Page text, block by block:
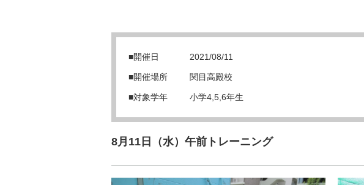
■開催日 2021/08/11
■開催場所 関目高殿校
■対象学年 小学4,5,6年生
8月11日（水）午前トレーニング